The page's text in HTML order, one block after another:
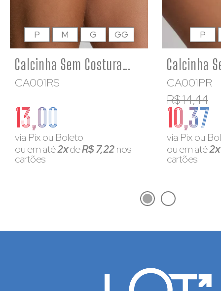
Calcinha Sem Costura Feminina Corte a Laser Que Não Marca
CA001RS
13,00
via Pix ou Boleto
ou em até2xdeR$ 7,22nos
cartões
P M G GG
CA001PR
R$ 14,44
10,37
via Pix ou
ou em até
cartões
P